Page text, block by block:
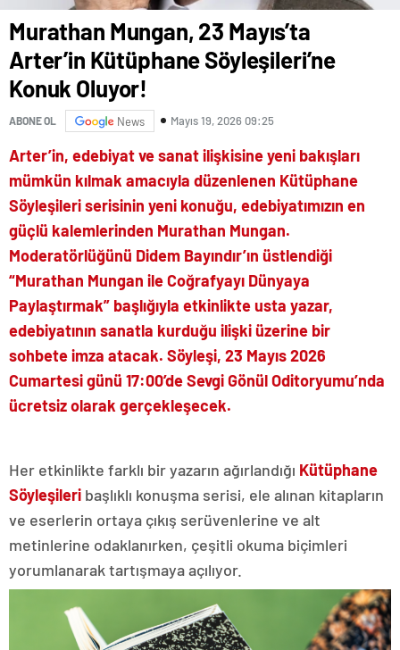
Murathan Mungan, 23 Mayıs’ta
Arter’in Kütüphane Söyleşileri’ne
Konuk Oluyor!
ABONE OL News Mayıs 19, 2026 09:25
Arter’in, edebiyat ve sanat ilişkisine yeni bakışları
mümkün kılmak amacıyla düzenlenen Kütüphane
Söyleşileri serisinin yeni konuğu, edebiyatımızın en
güçlü kalemlerinden Murathan Mungan.
Moderatörlüğünü Didem Bayındır’ın üstlendiği
“Murathan Mungan ile Coğrafyayı Dünyaya
Paylaştırmak” başlığıyla etkinlikte usta yazar,
edebiyatının sanatla kurduğu ilişki üzerine bir
sohbete imza atacak. Söyleşi, 23 Mayıs 2026
Cumartesi günü 17:00’de Sevgi Gönül Oditoryumu’nda
ücretsiz olarak gerçekleşecek.
Her etkinlikte farklı bir yazarın ağırlandığı Kütüphane
Söyleşileri başlıklı konuşma serisi, ele alınan kitapların
ve eserlerin ortaya çıkış serüvenlerine ve alt
metinlerine odaklanırken, çeşitli okuma biçimleri
yorumlanarak tartışmaya açılıyor.